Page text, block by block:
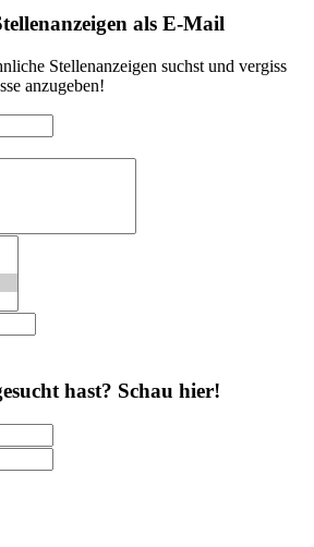
als E-Mail
Stellenanzeigen suchst und vergiss
anzugeben!
hast? Schau hier!